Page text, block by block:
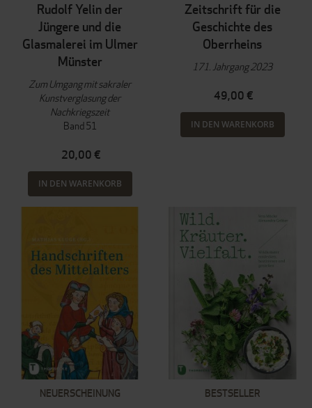
Rudolf Yelin der
Jüngere und die
Glasmalerei im Ulmer
Münster
Zum Umgang mit sakraler
Kunstverglasung der
Nachkriegszeit
Band 51
20,00 €
IN DEN WARENKORB
Zeitschrift für die
Geschichte des
Oberrheins
171. Jahrgang 2023
49,00 €
IN DEN WARENKORB
NEUERSCHEINUNG
BESTSELLER